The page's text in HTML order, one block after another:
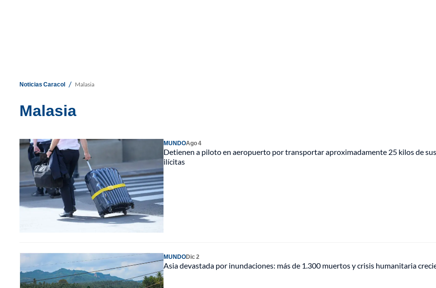
Noticias Caracol / Malasia
Malasia
MUNDOAgo 4
Detienen a piloto en aeropuerto por transportar aproximadamente 25 kilos de
ilícitas
MUNDODic 2
Asia devastada por inundaciones: más de 1.300 muertos y crisis humanitaria